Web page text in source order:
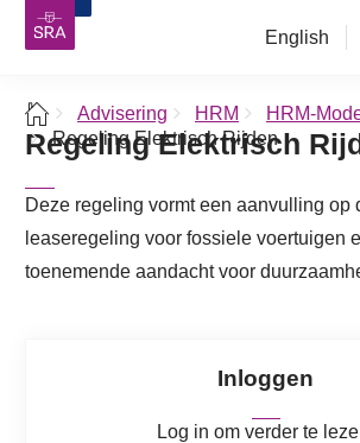
English
Advisering HRM
HRM-
Regeling Elektrisch Rijden
Regeling Elektrisch
Deze regeling vormt een aanvulling op
leaseregeling voor fossiele voertuigen
toenemende aandacht voor
Inloggen
Log in om verder te